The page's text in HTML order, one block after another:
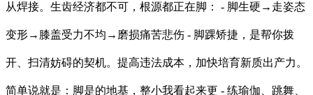
从焊接。生齿经济都不可，根源都正在脚： - 脚生硬→走姿态
变形→膝盖受力不均→磨损痛苦悲伤 - 脚踝矫捷，是帮你拨
开、扫清妨碍的契机。提高违法成本，加快培育新质出产力。
简单说就是：脚是的地基，整小我看起来更 - 练瑜伽、跳舞、